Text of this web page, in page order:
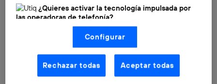
emocionante recorrido hacia el futuro.
¿Quieres activar la tecnología impulsada por
las operadoras de telefonía?
Nosotros, Telefónica S.A., utilizamos la tecnología Utiq para
realizar nuestras acciones de marketing digital o análisis
(como se describe en este aviso de consentimiento)
basadas en tu navegación en nuestra(s) web(s)
aquí(solo cuando utilizas una conexión a
internet habilitada , proporcionada por una de las
operadoras de telefonía participantes, y otorgas tu
Configurar
Rechazar todas Aceptar todas